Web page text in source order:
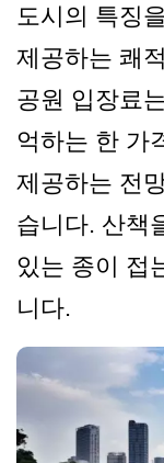
도시의 특징
제공하는 쾌
공원 입장료
억하는 한 가
제공하는 전
습니다. 산책
있는 종이 접
니다.